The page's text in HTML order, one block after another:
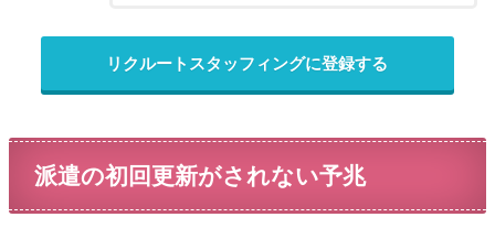
リクルートスタッフィングに登録する
派遣の初回更新がされない予兆